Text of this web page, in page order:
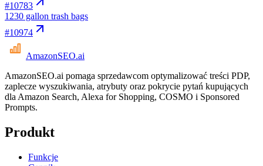
#10783
1230 gallon trash bags
#10974
AmazonSEO.ai
AmazonSEO.ai pomaga sprzedawcom optymalizować treści PDP,
zaplecze wyszukiwania, atrybuty oraz pokrycie pytań kupujących
dla Amazon Search, Alexa for Shopping, COSMO i Sponsored
Prompts.
Produkt
Funkcje